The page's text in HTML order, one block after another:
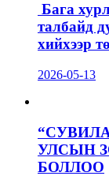
Бага
талбайд
хийхээр
2026-05-13
УЛСЫН
БОЛЛОО